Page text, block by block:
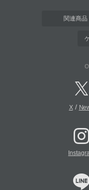
関連商品
X/